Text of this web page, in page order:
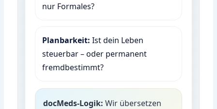
nur Formales?
Planbarkeit: Ist dein Leben
steuerbar – oder permanent
fremdbestimmt?
docMeds-Logik: Wir übersetzen